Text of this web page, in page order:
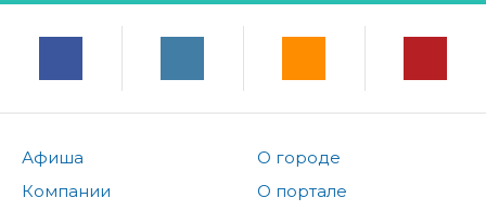
Афиша
Компании
О городе
О портале